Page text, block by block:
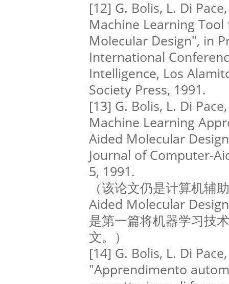
[12] G. Bolis, L. Di
Machine Learning
Molecular Design", in
International
Intelligence, Los
Society Press, 1991.
[13] G. Bolis, L. Di
Machine Learning
Aided Molecular
Journal of Computer-
5, 1991.
（该论文仍是计算机辅
Aided Molecular
是第一篇将机器学习技
文。）
[14] G. Bolis, L. Di
"Apprendimento